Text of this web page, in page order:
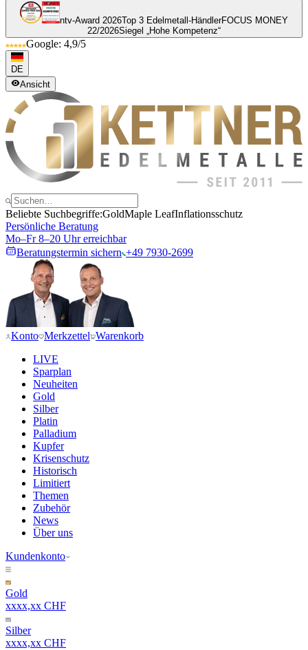
ntv-Award 2026Top 3 Edelmetall-HändlerFOCUS MONEY
22/2026Siegel „Hohe Kompetenz“
Google: 4,9/5
DE
Ansicht
Beliebte Suchbegriffe:GoldMaple LeafInflationsschutz
Persönliche Beratung
Mo–Fr 8–20 Uhr erreichbar
Beratungstermin sichern +49 7930-2699
Konto Merkzettel Warenkorb
LIVE
Sparplan
Neuheiten
Gold
Silber
Platin
Palladium
Kupfer
Krisenschutz
Historisch
Limitiert
Themen
Zubehör
News
Über uns
Kundenkonto
Gold
xxxx,xx CHF
Silber
xxxx,xx CHF